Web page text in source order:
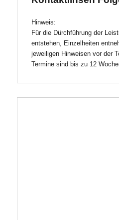
Hinweis:
Für die Dürchführung der
entstehen, Einzelheiten
jeweiligen Hinweisen vor der
Termine sind bis zu 12